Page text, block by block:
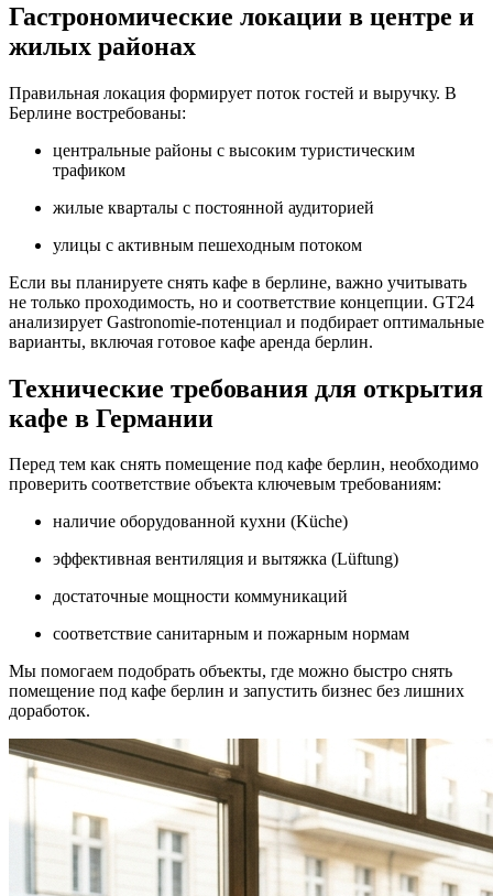
Гастрономические локации в центре и
жилых районах
Правильная локация формирует поток гостей и выручку. В
Берлине востребованы:
центральные районы с высоким туристическим
трафиком
жилые кварталы с постоянной аудиторией
улицы с активным пешеходным потоком
Если вы планируете снять кафе в берлине, важно учитывать
не только проходимость, но и соответствие концепции. GT24
анализирует Gastronomie-потенциал и подбирает оптимальные
варианты, включая готовое кафе аренда берлин.
Технические требования для открытия
кафе в Германии
Перед тем как снять помещение под кафе берлин, необходимо
проверить соответствие объекта ключевым требованиям:
наличие оборудованной кухни (Küche)
эффективная вентиляция и вытяжка (Lüftung)
достаточные мощности коммуникаций
соответствие санитарным и пожарным нормам
Мы помогаем подобрать объекты, где можно быстро снять
помещение под кафе берлин и запустить бизнес без лишних
доработок.